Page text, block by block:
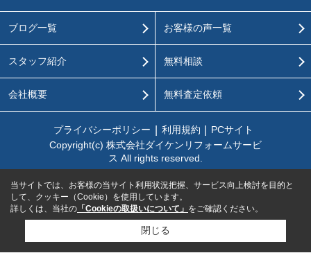
ブログ一覧
スタッフ紹介
会社概要
お客様の声一覧
無料相談
無料査定依頼
プライバシーポリシー 利用規約
PCサイト
Copyright(c) 株式会社ダイケンリフォームサービ
ス All rights reserved.
当サイトでは、お客様の当サイト利用状況把握、サービス向上検討を目的と
して、クッキー（Cookie）を使用しています。
詳しくは、当社の 「Cookieの取扱いについて」 をご確認ください。
閉じる